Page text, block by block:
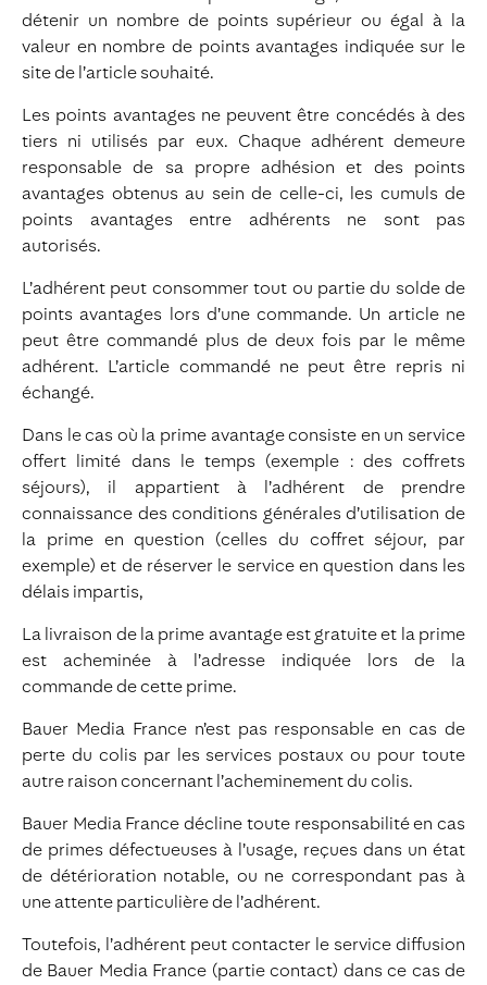
détenir un nombre de points supérieur ou égal à la
valeur en nombre de points avantages indiquée sur le
site de l’article souhaité.
Les points avantages ne peuvent être concédés à des
tiers ni utilisés par eux. Chaque adhérent demeure
responsable de sa propre adhésion et des points
avantages obtenus au sein de celle-ci, les cumuls de
points avantages entre adhérents ne sont pas
autorisés.
L’adhérent peut consommer tout ou partie du solde de
points avantages lors d’une commande. Un article ne
peut être commandé plus de deux fois par le même
adhérent. L’article commandé ne peut être repris ni
échangé.
Dans le cas où la prime avantage consiste en un service
offert limité dans le temps (exemple : des coffrets
séjours), il appartient à l’adhérent de prendre
connaissance des conditions générales d’utilisation de
la prime en question (celles du coffret séjour, par
exemple) et de réserver le service en question dans les
délais impartis,
La livraison de la prime avantage est gratuite et la prime
est acheminée à l’adresse indiquée lors de la
commande de cette prime.
Bauer Media France n’est pas responsable en cas de
perte du colis par les services postaux ou pour toute
autre raison concernant l’acheminement du colis.
Bauer Media France décline toute responsabilité en cas
de primes défectueuses à l’usage, reçues dans un état
de détérioration notable, ou ne correspondant pas à
une attente particulière de l’adhérent.
Toutefois, l’adhérent peut contacter le service diffusion
de Bauer Media France (partie contact) dans ce cas de